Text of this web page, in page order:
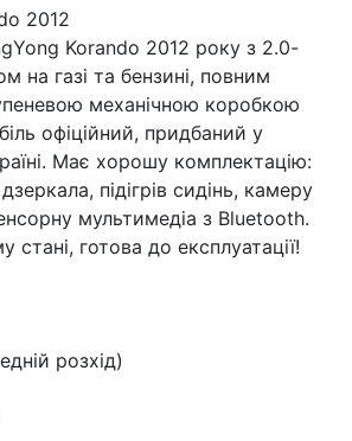
2012
Korando 2012 року з 2.0-
на газі та бензині, повним
механічною коробкою
офіційний, придбаний у
Має хорошу комплектацію:
підігрів сидінь, камеру
мультимедіа з Bluetooth.
готова до експлуатації!
розхід)